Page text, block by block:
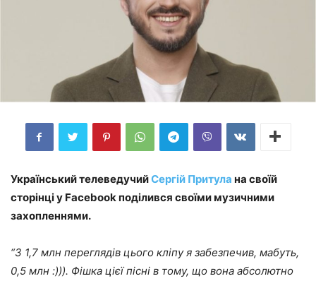
Український телеведучийСергій Притула на своїй
сторінці у Facebook поділився своїми музичними
захопленнями.
“З 1,7 млн переглядів цього кліпу я забезпечив, мабуть,
0,5 млн :))). Фішка цієї пісні в тому, що вона абсолютно